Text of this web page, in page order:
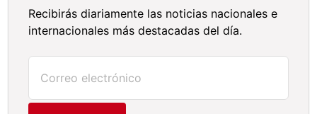
Recibirás diariamente las noticias nacionales e
internacionales más destacadas del día.